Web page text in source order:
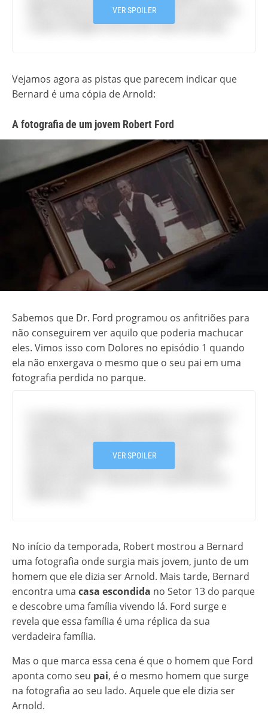
Well-Tempered Clavier". Bernard foi realmente
criado à imagem de Arnold.Saiba tudo aqui.
VER SPOILER
Vejamos agora as pistas que parecem indicar que
Bernard é uma cópia de Arnold:
A fotografia de um jovem Robert Ford
Sabemos que Dr. Ford programou os anfitriões para
não conseguirem ver aquilo que poderia machucar
eles. Vimos isso com Dolores no episódio 1 quando
ela não enxergava o mesmo que o seu pai em uma
fotografia perdida no parque.
escondida da “família” de Ford. Theresa abre
uma porta que Bernard não consegue ver,
VER SPOILER
No início da temporada, Robert mostrou a Bernard
uma fotografia onde surgia mais jovem, junto de um
homem que ele dizia ser Arnold. Mais tarde, Bernard
encontra uma casa escondida no Setor 13 do parque
e descobre uma família vivendo lá. Ford surge e
revela que essa família é uma réplica da sua
verdadeira família.
Mas o que marca essa cena é que o homem que Ford
aponta como seu pai, é o mesmo homem que surge
na fotografia ao seu lado. Aquele que ele dizia ser
Arnold.